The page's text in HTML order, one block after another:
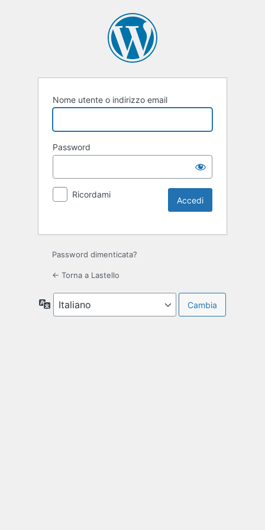
Nome utente o indirizzo email
Password
Ricordami
Password dimenticata?
← Torna a Lastello
Lingua